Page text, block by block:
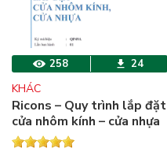
258 24
KHÁC
Ricons – Quy trình lắp đặt
cửa nhôm kính – cửa nhựa